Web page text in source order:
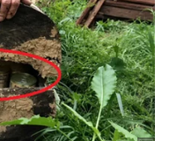
ഇ മെയില്‍: